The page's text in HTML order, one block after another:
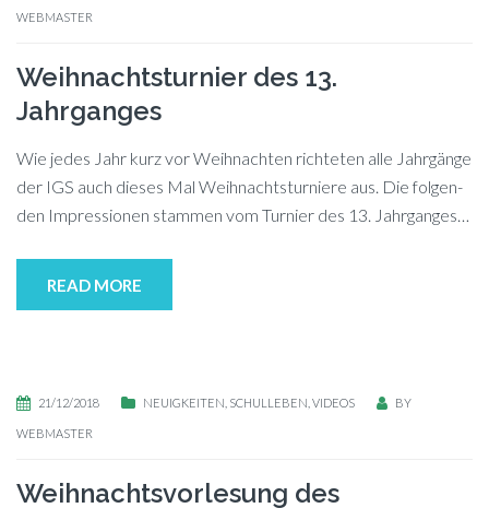
WEBMASTER
Weihnachtsturnier des 13.
Jahrganges
Wie je­des Jahr kurz vor Weih­nach­ten rich­te­ten alle Jahr­gän­ge
der IGS auch die­ses Mal Weih­nachts­tur­nie­re aus. Die fol­gen­
den Im­pres­sio­nen stam­men vom Tur­nier des 13. Jahrganges…
READ MORE
21/12/2018 NEUIGKEITEN SCHULLEBEN VIDEOS BY
WEBMASTER
Weihnachtsvorlesung des